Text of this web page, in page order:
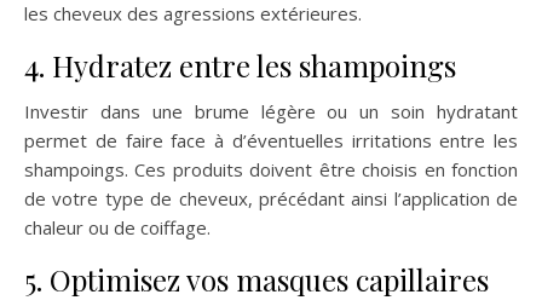
les cheveux des agressions extérieures.
4. Hydratez entre les shampoings
Investir dans une brume légère ou un soin hydratant
permet de faire face à d’éventuelles irritations entre les
shampoings. Ces produits doivent être choisis en fonction
de votre type de cheveux, précédant ainsi l’application de
chaleur ou de coiffage.
5. Optimisez vos masques capillaires